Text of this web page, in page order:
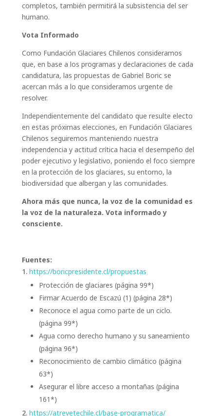
completos, también permitirá la subsistencia del ser
humano.
Vota Informado
Como Fundación Glaciares Chilenos consideramos
que, en base a los programas y declaraciones de cada
candidatura, las propuestas de Gabriel Boric se
acercan más a lo que consideramos urgente de
resolver.
Independientemente del candidato que resulte electo
en estas próximas elecciones, en Fundación Glaciares
Chilenos seguiremos manteniendo nuestra
independencia y actitud crítica hacia el desempeño del
poder ejecutivo y legislativo, poniendo el foco siempre
en la protección de los glaciares, su entorno, la
biodiversidad que albergan y las comunidades.
Ahora más que nunca, la voz de la comunidad es
la voz de la naturaleza. Vota informado y
consciente.
Fuentes:
https://boricpresidente.cl/propuestas
Protección de glaciares (página 99*)
Firmar Acuerdo de Escazú (1) (página 28*)
Reconoce el agua como parte de un ciclo.
(página 99*)
Agua como derecho humano y su saneamiento
(página 96*)
Reconocimiento de cambio climático (página
63*)
Asegurar el libre acceso a montañas (página
161*)
https://atrevetechile.cl/base-programatica/